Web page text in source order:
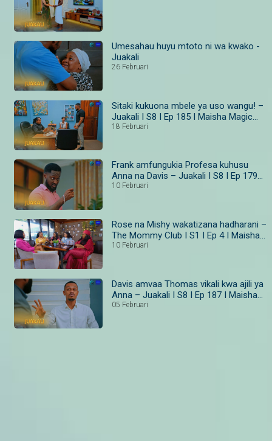
Umesahau huyu mtoto ni wa kwako -
Juakali
26 Februari
Sitaki kukuona mbele ya uso wangu! –
Juakali I S8 I Ep 185 I Maisha Magic
Bongo
18 Februari
Frank amfungukia Profesa kuhusu
Anna na Davis – Juakali I S8 I Ep 179–
181 I Maisha Magic Bongo
10 Februari
Rose na Mishy wakatizana hadharani –
The Mommy Club I S1 I Ep 4 I Maisha
Magic
10 Februari
Davis amvaa Thomas vikali kwa ajili ya
Anna – Juakali I S8 I Ep 187 I Maisha
Magic Bongo
05 Februari